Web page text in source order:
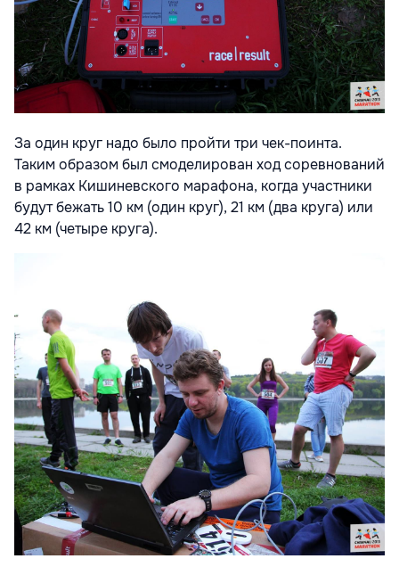
За один круг надо было пройти три чек-поинта.
Таким образом был смоделирован ход соревнований
в рамках Кишиневского марафона, когда участники
будут бежать 10 км (один круг), 21 км (два круга) или
42 км (четыре круга).